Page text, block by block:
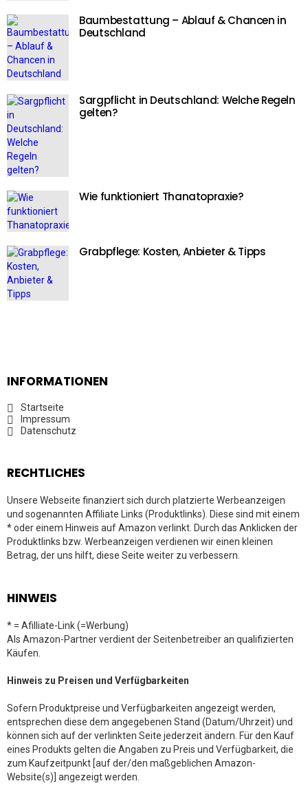
Baumbestattung – Ablauf & Chancen in
Deutschland
Sargpflicht in Deutschland: Welche Regeln
gelten?
Wie funktioniert Thanatopraxie?
Grabpflege: Kosten, Anbieter & Tipps
INFORMATIONEN
Startseite
Impressum
Datenschutz
RECHTLICHES
Unsere Webseite finanziert sich durch platzierte Werbeanzeigen
und sogenannten Affiliate Links (Produktlinks). Diese sind mit einem
* oder einem Hinweis auf Amazon verlinkt. Durch das Anklicken der
Produktlinks bzw. Werbeanzeigen verdienen wir einen kleinen
Betrag, der uns hilft, diese Seite weiter zu verbessern.
HINWEIS
* = Afilliate-Link (=Werbung)
Als Amazon-Partner verdient der Seitenbetreiber an qualifizierten
Käufen.
Hinweis zu Preisen und Verfügbarkeiten
Sofern Produktpreise und Verfügbarkeiten angezeigt werden,
entsprechen diese dem angegebenen Stand (Datum/Uhrzeit) und
können sich auf der verlinkten Seite jederzeit ändern. Für den Kauf
eines Produkts gelten die Angaben zu Preis und Verfügbarkeit, die
zum Kaufzeitpunkt [auf der/den maßgeblichen Amazon-
Website(s)] angezeigt werden.